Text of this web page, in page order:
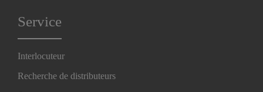
Service
Interlocuteur
Recherche de distributeurs